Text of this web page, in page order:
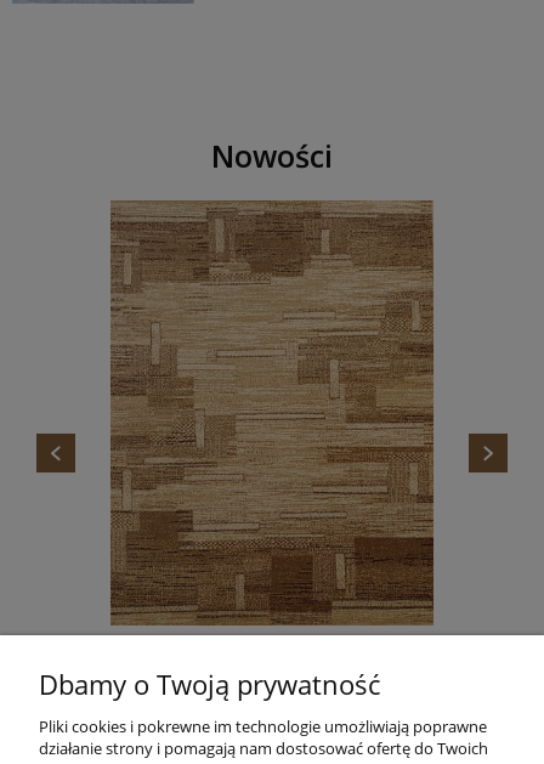
Nowości
665,00 zł
Dbamy o Twoją prywatność
Pliki cookies i pokrewne im technologie umożliwiają poprawne
działanie strony i pomagają nam dostosować ofertę do Twoich